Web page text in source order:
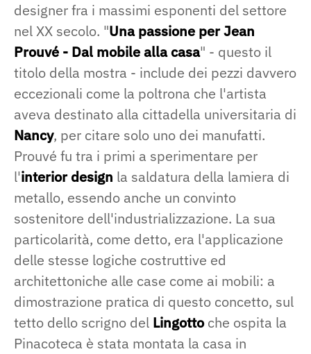
designer fra i massimi esponenti del settore
nel XX secolo. "Una passione per Jean
Prouvé - Dal mobile alla casa" - questo il
titolo della mostra - include dei pezzi davvero
eccezionali come la poltrona che l'artista
aveva destinato alla cittadella universitaria di
Nancy, per citare solo uno dei manufatti.
Prouvé fu tra i primi a sperimentare per
l'interior design la saldatura della lamiera di
metallo, essendo anche un convinto
sostenitore dell'industrializzazione. La sua
particolarità, come detto, era l'applicazione
delle stesse logiche costruttive ed
architettoniche alle case come ai mobili: a
dimostrazione pratica di questo concetto, sul
tetto dello scrigno del Lingottoche ospita la
Pinacoteca è stata montata la casa in